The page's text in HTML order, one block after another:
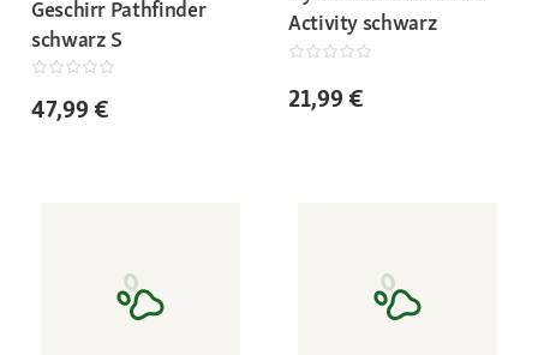
Geschirr Pathfinder
schwarz S
47,99 €
Activity schwarz
21,99 €